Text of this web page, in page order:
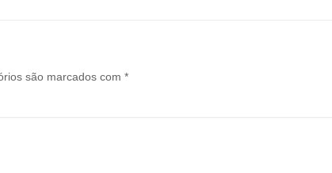
são marcados com *